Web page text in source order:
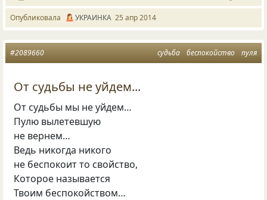
Опубликовала УКРАИНКА 25 апр 2014
судьба беспокойство пуля
#2089660
От судьбы не уйдем...
От судьбы мы не уйдем…
Пулю вылетевшую
не вернем…
Ведь никогда никого
не беспокоит то свойство,
Которое называется
Твоим беспокойством…